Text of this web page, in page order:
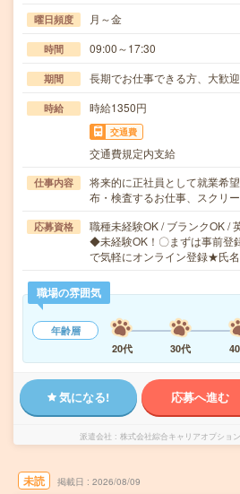
曜日頻度 月～金
時間 09:00～17:30
期間 長期でお仕事できる方、大歓迎
時給 時給1350円
交通費
交通費規定内支給
仕事内容
将来的に正社員として就業希
布・検査するお仕事、スクリ
応募資格
職種未経験OK / ブランクOK /
◆未経験OK！〇まずは事前登
で気軽にオンライン登録★氏
職場の雰囲気
年齢層
20代
30代
気になる! 応募へ進む
派遣会社 株式会社綜合キャリアオプショ
未読 掲載日 2026/08/09